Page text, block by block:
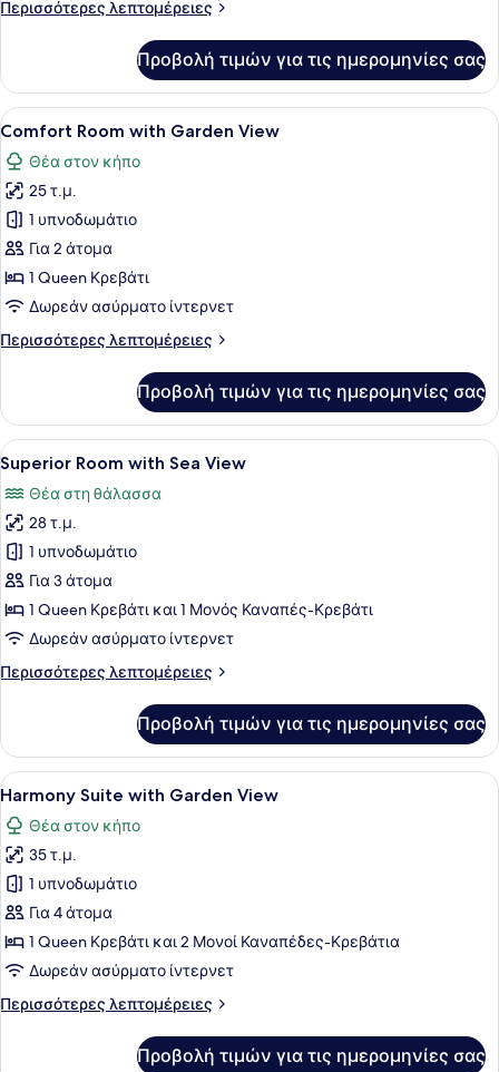
Περισσότερες λεπτομέρειες
Περισσότερες
Προβολή τιμών για τις ημερομηνίες σας
Προβολή
όλων
των
φωτογραφιών
για
Comfort
Room
with
Garden
View
Ένα υπνοδωμάτιο με ένα ξύλινο
6
Comfort Room with Garden View
Θέα στον κήπο
25 τ.μ.
1 υπνοδωμάτιο
Για 2 άτομα
1 Queen Κρεβάτι
Δωρεάν ασύρματο ίντερνετ
Περισσότερες λεπτομέρειες
Περισσότερες
Room
with
Garden
View
Προβολή τιμών για τις ημερομηνίες σας
Προβολή
όλων
των
φωτογραφιών
για
Superior
Room
with
View
Ένα δωμάτιο ξενοδοχείου με ένα
8
Superior Room with Sea View
Θέα στη θάλασσα
28 τ.μ.
1 υπνοδωμάτιο
Για 3 άτομα
1 Queen Κρεβάτι και 1 Μονός Καναπές-Κρεβάτι
Δωρεάν ασύρματο ίντερνετ
Περισσότερες λεπτομέρειες
Περισσότερες
Room
with
Sea
View
Προβολή τιμών για τις ημερομηνίες σας
Προβολή
όλων
των
φωτογραφιών
για
Harmony
Suite
with
Garden
View
Ένα υπνοδωμάτιο με ένα κρεβάτι,
6
Harmony Suite with Garden View
Θέα στον κήπο
35 τ.μ.
1 υπνοδωμάτιο
Για 4 άτομα
1 Queen Κρεβάτι και 2 Μονοί Καναπέδες-Κρεβάτια
Δωρεάν ασύρματο ίντερνετ
Περισσότερες λεπτομέρειες
Περισσότερες
Προβολή τιμών για τις ημερομηνίες σας